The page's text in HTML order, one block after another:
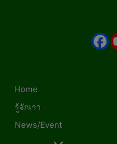
Home
รู้จักเรา
News/Event